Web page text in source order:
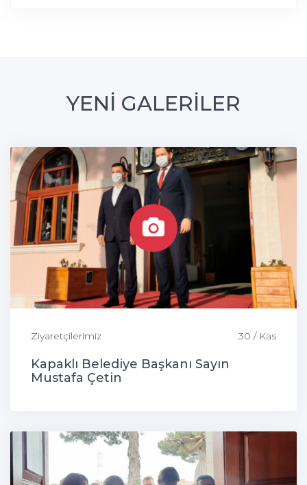
YENİ GALERİLER
Ziyaretçilerimiz 30 / Kas
Kapaklı Belediye Başkanı Sayın
Mustafa Çetin